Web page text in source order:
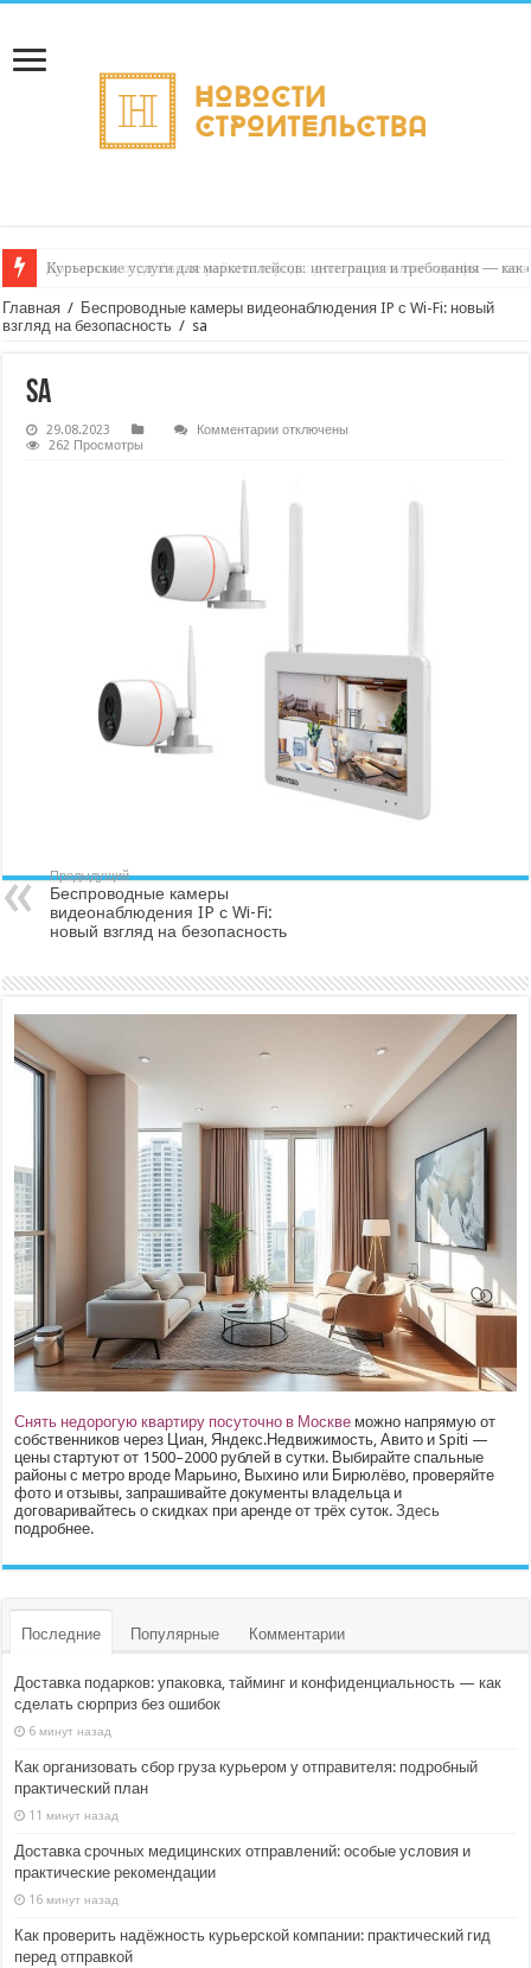
Курьерские услуги для маркетплейсов: интеграция и требования — как
Доставка в отдалённые районы города: дополнительные тарифы —
Главная / Беспроводные камеры видеонаблюдения IP с Wi-Fi: новый
взгляд на безопасность / sa
sa
29.08.2023 Комментариикотключены
262 Просмотры
Предыдущий
Беспроводные камеры
видеонаблюдения IP с Wi-Fi:
новый взгляд на безопасность
Снять недорогую квартиру посуточно в Москве можно напрямую от
собственников через Циан, Яндекс.Недвижимость, Авито и Spiti —
цены стартуют от 1500–2000 рублей в сутки. Выбирайте спальные
районы с метро вроде Марьино, Выхино или Бирюлёво, проверяйте
фото и отзывы, запрашивайте документы владельца и
договаривайтесь о скидках при аренде от трёх суток.Здесь
подробнее.
Последние Популярные Комментарии
Доставка подарков: упаковка, тайминг и конфиденциальность — как
сделать сюрприз без ошибок
6 минут назад
Как организовать сбор груза курьером у отправителя: подробный
практический план
11 минут назад
Доставка срочных медицинских отправлений: особые условия и
практические рекомендации
16 минут назад
Как проверить надёжность курьерской компании: практический гид
перед отправкой